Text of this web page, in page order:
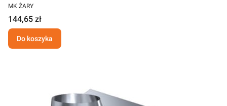
MK ŻARY
144,65 zł
Do koszyka